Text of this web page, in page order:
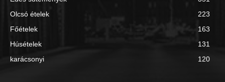
Olcsó ételek
223
Főételek
163
Húsételek
131
karácsonyi
120